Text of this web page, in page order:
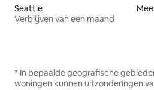
Seattle
Verblijven van een maand
* In bepaalde geografische
woningen kunnen uitzonderingen